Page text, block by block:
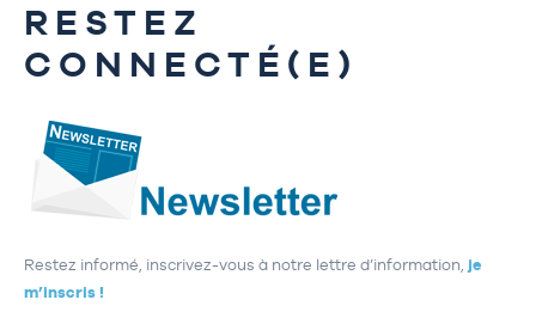
RESTEZ
CONNECTÉ(E)
Restez informé, inscrivez-vous à notre lettre d’information, je
m’inscris !